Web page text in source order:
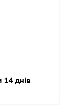
14 днів